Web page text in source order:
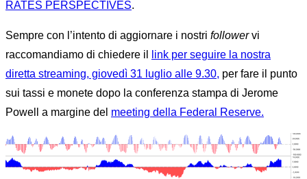
RATES PERSPECTIVES.
Sempre con l’intento di aggiornare i nostri followervi
raccomandiamo di chiedere il
link per seguire la nostra
diretta streaming, giovedì 31 luglio alle 9.30, per fare il punto
sui tassi e monete dopo la conferenza stampa di Jerome
Powell a margine del meeting della Federal Reserve.